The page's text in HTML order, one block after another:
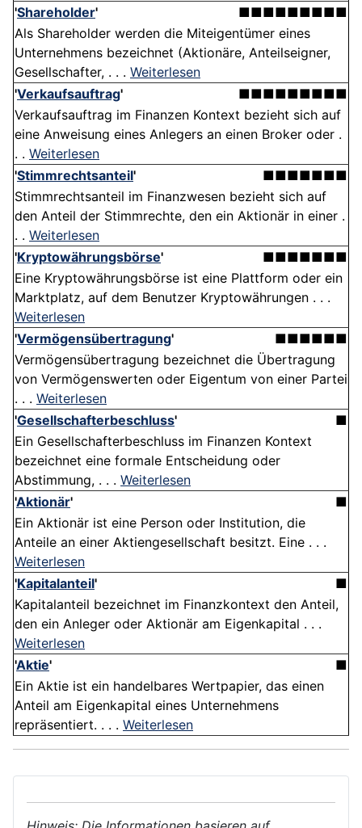
'Shareholder'
■■■■■■■■■
Als Shareholder werden die Miteigentümer eines
Unternehmens bezeichnet (Aktionäre, Anteilseigner,
Gesellschafter, . . . Weiterlesen
'Verkaufsauftrag'
■■■■■■■■■
Verkaufsauftrag im Finanzen Kontext bezieht sich auf
eine Anweisung eines Anlegers an einen Broker oder .
. . Weiterlesen
'Stimmrechtsanteil'
■■■■■■■
Stimmrechtsanteil im Finanzwesen bezieht sich auf
den Anteil der Stimmrechte, den ein Aktionär in einer .
. . Weiterlesen
'Kryptowährungsbörse'
■■■■■■■
Eine Kryptowährungsbörse ist eine Plattform oder ein
Marktplatz, auf dem Benutzer Kryptowährungen . . .
Weiterlesen
'Vermögensübertragung'
■■■■■■
Vermögensübertragung bezeichnet die Übertragung
von Vermögenswerten oder Eigentum von einer Partei
. . . Weiterlesen
'Gesellschafterbeschluss'
■
Ein Gesellschafterbeschluss im Finanzen Kontext
bezeichnet eine formale Entscheidung oder
Abstimmung, . . . Weiterlesen
'Aktionär'
■
Ein Aktionär ist eine Person oder Institution, die
Anteile an einer Aktiengesellschaft besitzt. Eine . . .
Weiterlesen
'Kapitalanteil'
■
Kapitalanteil bezeichnet im Finanzkontext den Anteil,
den ein Anleger oder Aktionär am Eigenkapital . . .
Weiterlesen
'Aktie'
■
Ein Aktie ist ein handelbares Wertpapier, das einen
Anteil am Eigenkapital eines Unternehmens
repräsentiert. . . . Weiterlesen